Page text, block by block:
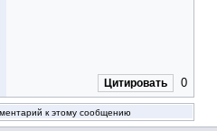
Цитировать 0
к этому сообщению